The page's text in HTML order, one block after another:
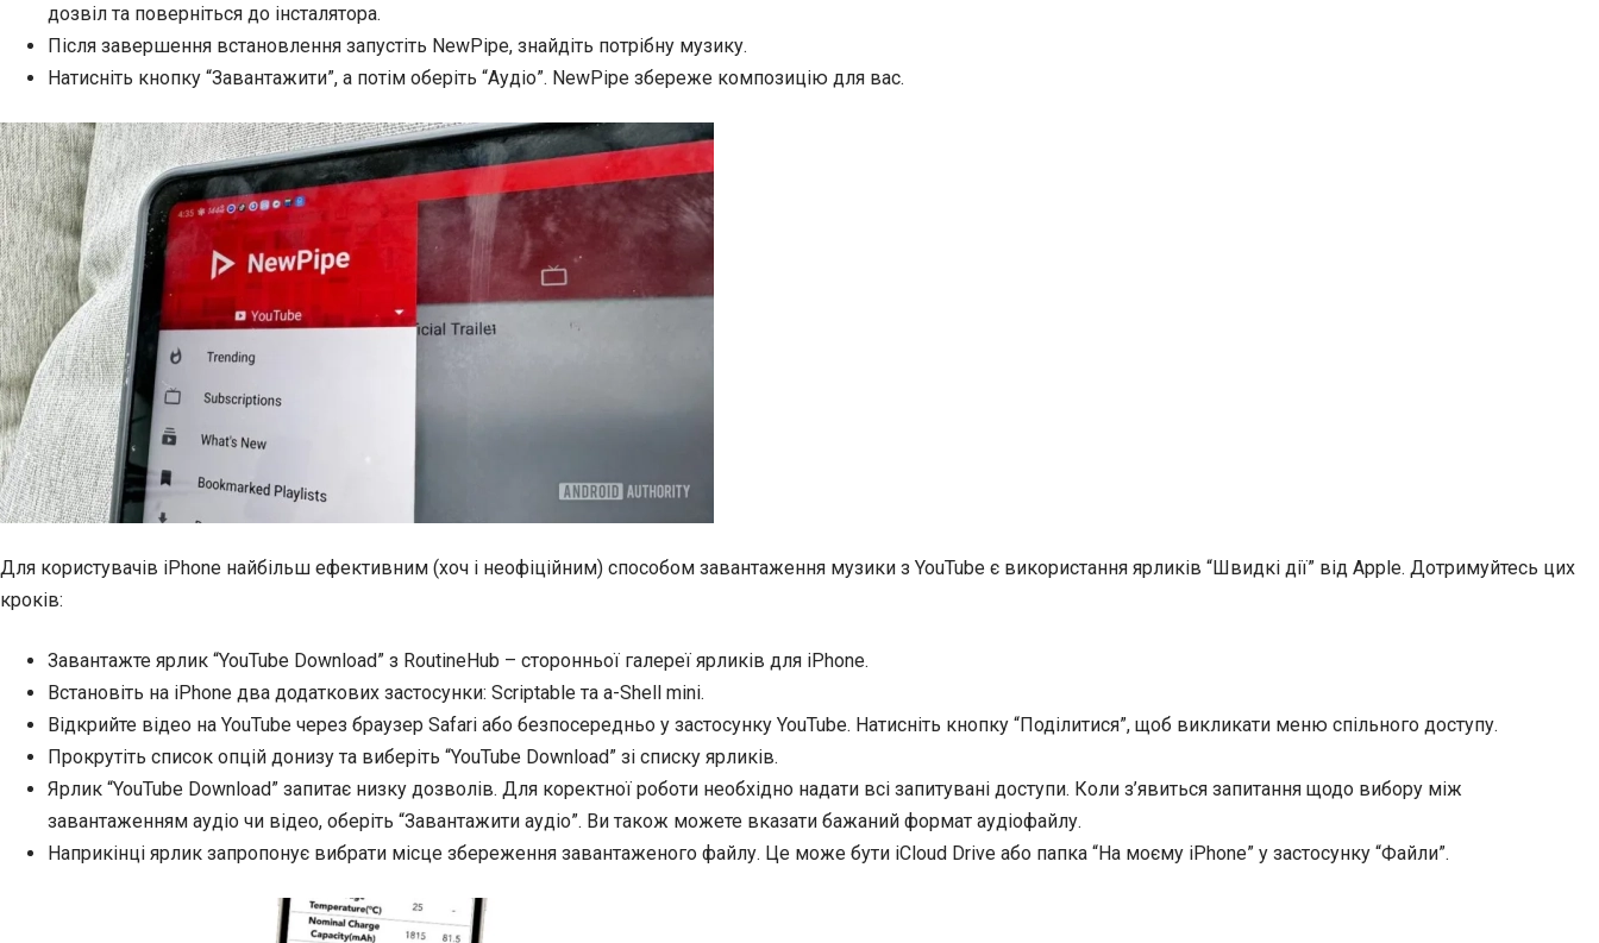
дозвіл та поверніться до інсталятора.
Після завершення встановлення запустіть NewPipe, знайдіть потрібну музику.
Натисніть кнопку “Завантажити”, а потім оберіть “Аудіо”. NewPipe збереже композицію для вас.
Для користувачів iPhone найбільш ефективним (хоч і неофіційним) способом завантаження музики з YouTube є використання ярликів “Швидкі дії” від Apple. Дотримуйтесь цих
кроків:
Завантажте ярлик “YouTube Download” з RoutineHub – сторонньої галереї ярликів для iPhone.
Встановіть на iPhone два додаткових застосунки: Scriptable та a-Shell mini.
Відкрийте відео на YouTube через браузер Safari або безпосередньо у застосунку YouTube. Натисніть кнопку “Поділитися”, щоб викликати меню спільного доступу.
Прокрутіть список опцій донизу та виберіть “YouTube Download” зі списку ярликів.
Ярлик “YouTube Download” запитає низку дозволів. Для коректної роботи необхідно надати всі запитувані доступи. Коли з’явиться запитання щодо вибору між
завантаженням аудіо чи відео, оберіть “Завантажити аудіо”. Ви також можете вказати бажаний формат аудіофайлу.
Наприкінці ярлик запропонує вибрати місце збереження завантаженого файлу. Це може бути iCloud Drive або папка “На моєму iPhone” у застосунку “Файли”.